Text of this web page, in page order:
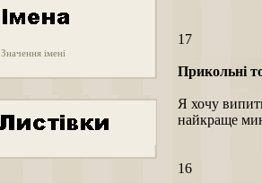
Значення імені
17
Прикольні
Я хочу
найкраще
16